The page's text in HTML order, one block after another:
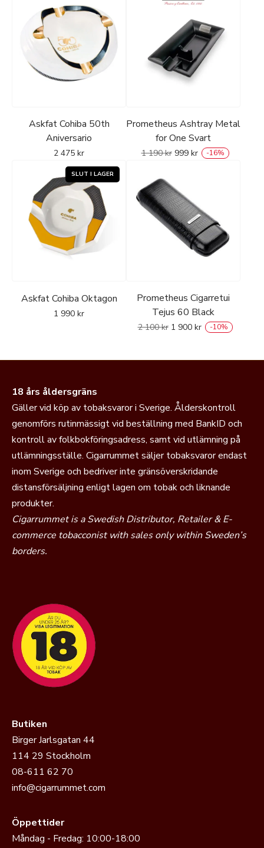
Askfat Cohiba 50th
Aniversario
2 475 kr
Prometheus Ashtray Metal
for One Svart
1 190kr 999 kr -16%
Askfat Cohiba Oktagon
1 990 kr
Prometheus Cigarretui
Tejus 60 Black
2 100kr 1 900 kr -10%
18 års åldersgräns
Gäller vid köp av tobaksvaror i Sverige. Ålderskontroll
genomförs rutinmässigt vid beställning med BankID och
kontroll av folkbokföringsadress, samt vid utlämning på
utlämningsställe. Cigarrummet säljer tobaksvaror endast
inom Sverige och bedriver inte gränsöverskridande
distansförsäljning enligt lagen om tobak och liknande
produkter.
Cigarrummet is a Swedish Distributor, Retailer & E-
commerce tobacconist with sales only within Sweden’s
borders.
Butiken
Birger Jarlsgatan 44
114 29 Stockholm
08-611 62 70
info@cigarrummet.com
Öppettider
Måndag - Fredag: 10:00-18:00